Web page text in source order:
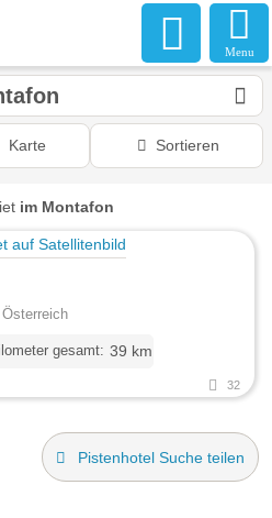
Menu
Karte Sortieren
im Montafon
gesamt: 39 km
32
Pistenhotel Suche teilen